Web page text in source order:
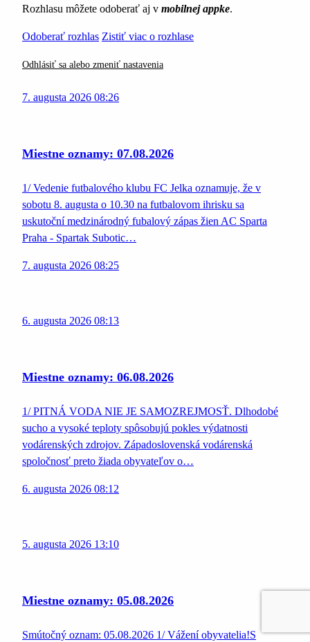
Rozhlasu môžete odoberať aj v mobilnej appke.
Odoberať rozhlas Zistiť viac o rozhlase
Odhlásiť sa alebo zmeniť nastavenia
7. augusta 2026 08:26
Miestne oznamy: 07.08.2026
1/ Vedenie futbalového klubu FC Jelka oznamuje, že v
sobotu 8. augusta o 10.30 na futbalovom ihrisku sa
uskutoční medzinárodný fubalový zápas žien AC Sparta
Praha - Spartak Subotic…
7. augusta 2026 08:25
6. augusta 2026 08:13
Miestne oznamy: 06.08.2026
1/ PITNÁ VODA NIE JE SAMOZREJMOSŤ. Dlhodobé
sucho a vysoké teploty spôsobujú pokles výdatnosti
vodárenských zdrojov. Západoslovenská vodárenská
spoločnosť preto žiada obyvateľov o…
6. augusta 2026 08:12
5. augusta 2026 13:10
Miestne oznamy: 05.08.2026
Smútočný oznam: 05.08.2026 1/ Vážení obyvatelia!S